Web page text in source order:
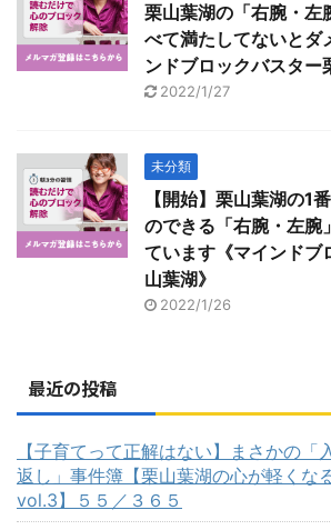
栗山葉湖の「右腕・左
べて満たしてないとダ
ンドブロックバスター
2022/1/27
未分類
【開始】栗山葉湖の1
のできる「右腕・左腕
ています《マインドブ
山葉湖》
2022/1/26
最近の投稿
【子育てって正解はない】まさかの「
返し」事件簿【栗山葉湖の心が軽くな
vol.3】５５／３６５